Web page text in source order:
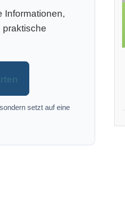
Informationen,
praktische
setzt auf eine